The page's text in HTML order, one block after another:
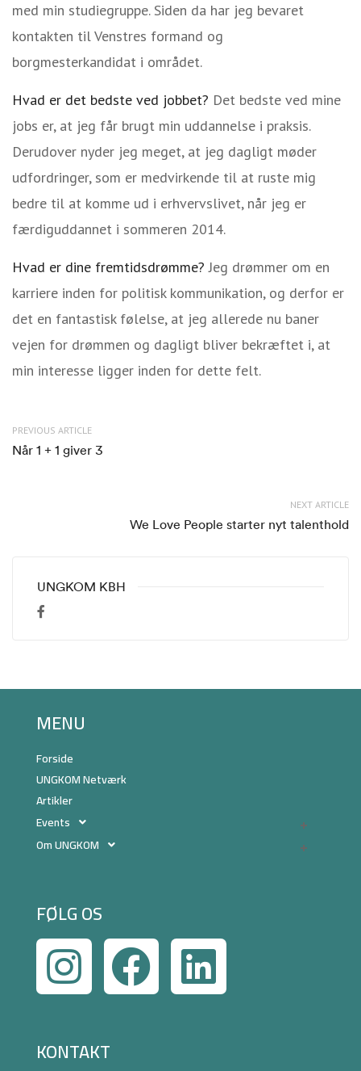
med min studiegruppe. Siden da har jeg bevaret
kontakten til Venstres formand og
borgmesterkandidat i området.
Hvad er det bedste ved jobbet? Det bedste ved mine
jobs er, at jeg får brugt min uddannelse i praksis.
Derudover nyder jeg meget, at jeg dagligt møder
udfordringer, som er medvirkende til at ruste mig
bedre til at komme ud i erhvervslivet, når jeg er
færdiguddannet i sommeren 2014.
Hvad er dine fremtidsdrømme?Jeg drømmer om en
karriere inden for politisk kommunikation, og derfor er
det en fantastisk følelse, at jeg allerede nu baner
vejen for drømmen og dagligt bliver bekræftet i, at
min interesse ligger inden for dette felt.
PREVIOUS ARTICLE
Når 1 + 1 giver 3
NEXT ARTICLE
We Love People starter nyt talenthold
UNGKOM KBH
MENU
Forside
UNGKOM Netværk
Artikler
Events
Om UNGKOM
FØLG OS
KONTAKT